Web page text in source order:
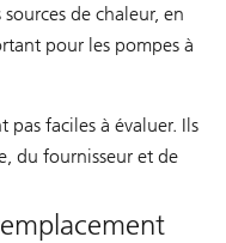
de chaleur, en
pour les pompes à
pas faciles à évaluer. Ils
du fournisseur et de